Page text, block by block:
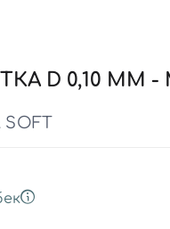
D 0,10 ММ
SOFT